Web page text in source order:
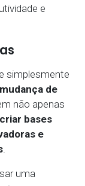
e
simplesmente
mudança de
não apenas
criar bases
e
.
uma